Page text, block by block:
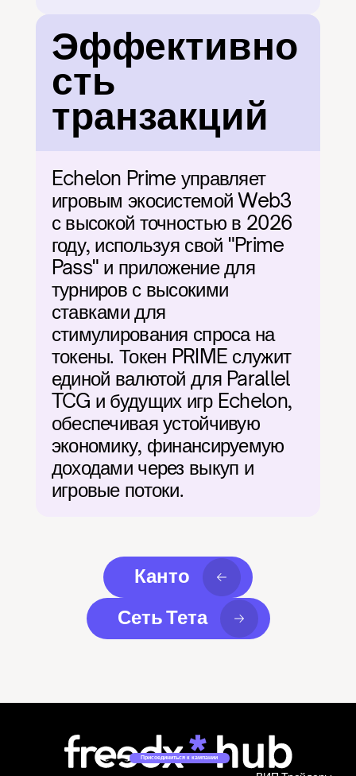
Эффективно
сть
транзакций
Echelon Prime управляет
игровым экосистемой Web3
с высокой точностью в 2026
году, используя свой "Prime
Pass" и приложение для
турниров с высокими
ставками для
стимулирования спроса на
токены. Токен PRIME служит
единой валютой для Parallel
TCG и будущих игр Echelon,
обеспечивая устойчивую
экономику, финансируемую
доходами через выкуп и
игровые потоки.
Канто
Сеть Тета
Присоединиться к кампании